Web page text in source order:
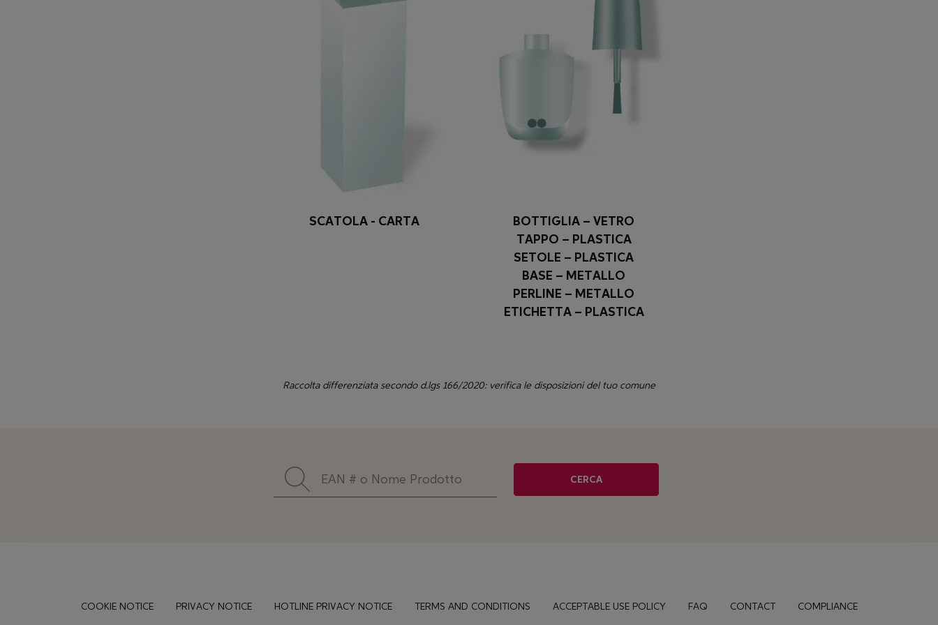
SCATOLA - CARTA
BOTTIGLIA – VETRO
TAPPO – PLASTICA
SETOLE – PLASTICA
BASE – METALLO
PERLINE – METALLO
ETICHETTA – PLASTICA
Raccolta differenziata secondo d.lgs 166/2020: verifica le disposizioni del tuo comune
CERCA
FooterCOOKIE NOTICE PRIVACY NOTICE HOTLINE PRIVACY NOTICE TERMS AND CONDITIONS ACCEPTABLE USE POLICY FAQ CONTACT COMPLIANCE